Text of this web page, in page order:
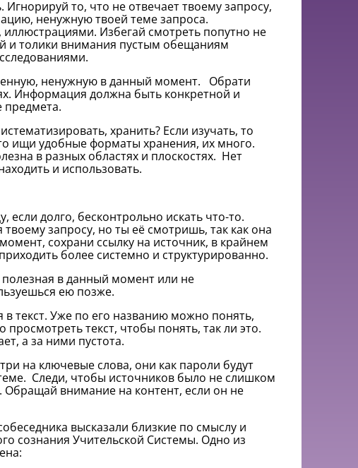
то, что не отвечает твоему запросу,
ненужную твоей теме запроса.
Избегай смотреть попутно не
и толики внимания пустым обещаниям
ненужную в данный момент. Обрати
Информация должна быть конкретной и
предмета.
хранить? Если изучать, то
ищи удобные форматы хранения, их много.
в разных областях и плоскостях. Нет
и использовать.
если долго, бесконтрольно искать что-то.
запросу, но ты её смотришь, так как она
сохрани ссылку на источник, в крайнем
более системно и структурированно.
в данный момент или не
ею позже.
текст. Уже по его названию можно понять,
текст, чтобы понять, так ли это.
а за ними пустота.
на ключевые слова, они как пароли будут
Следи, чтобы источников было не слишком
внимание на контент, если он не
высказали близкие по смыслу и
сознания Учительской Системы. Одно из